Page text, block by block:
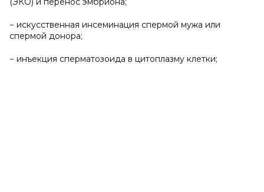
− искусственная инсеминация спермой мужа или
спермой донора;
− инъекция сперматозоида в цитоплазму клетки;